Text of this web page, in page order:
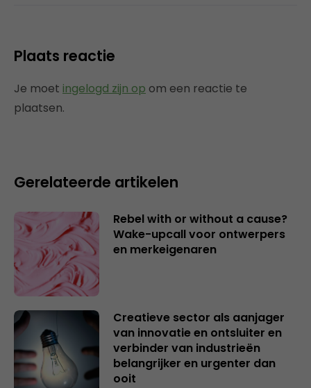
Plaats reactie
Je moet ingelogd zijn op om een reactie te
plaatsen.
Gerelateerde artikelen
Rebel with or without a cause?
Wake-upcall voor ontwerpers
en merkeigenaren
Creatieve sector als aanjager
van innovatie en ontsluiter en
verbinder van industrieën
belangrijker en urgenter dan
ooit